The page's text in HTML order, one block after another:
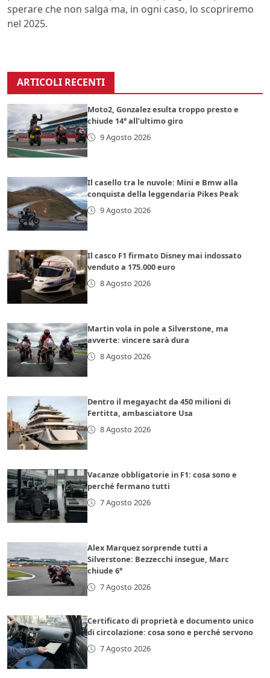
sperare che non salga ma, in ogni caso, lo scopriremo
nel 2025.
ARTICOLI RECENTI
Moto2, Gonzalez esulta troppo presto e
chiude 14° all’ultimo giro
9 Agosto 2026
Il casello tra le nuvole: Mini e Bmw alla
conquista della leggendaria Pikes Peak
9 Agosto 2026
Il casco F1 firmato Disney mai indossato
venduto a 175.000 euro
8 Agosto 2026
Martin vola in pole a Silverstone, ma
avverte: vincere sarà dura
8 Agosto 2026
Dentro il megayacht da 450 milioni di
Fertitta, ambasciatore Usa
8 Agosto 2026
Vacanze obbligatorie in F1: cosa sono e
perché fermano tutti
7 Agosto 2026
Alex Marquez sorprende tutti a
Silverstone: Bezzecchi insegue, Marc
chiude 6°
7 Agosto 2026
Certificato di proprietà e documento unico
di circolazione: cosa sono e perché servono
7 Agosto 2026